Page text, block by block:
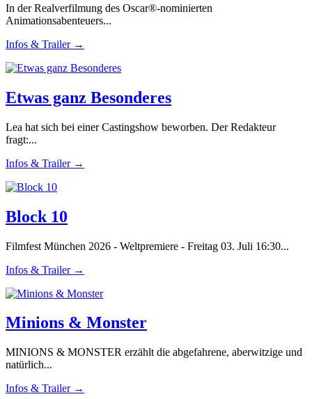
In der Realverfilmung des Oscar®-nominierten
Animationsabenteuers...
Infos & Trailer →
Etwas ganz Besonderes
Lea hat sich bei einer Castingshow beworben. Der Redakteur
fragt:...
Infos & Trailer →
Block 10
Filmfest München 2026 - Weltpremiere - Freitag 03. Juli 16:30...
Infos & Trailer →
Minions & Monster
MINIONS & MONSTER erzählt die abgefahrene, aberwitzige und
natürlich...
Infos & Trailer →